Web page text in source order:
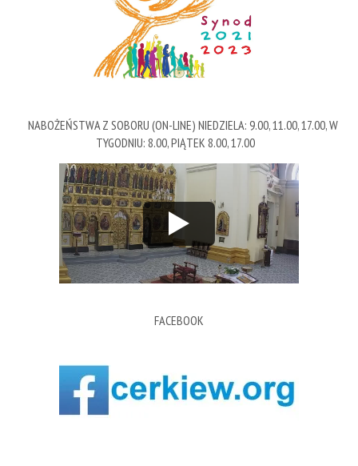
NABOŻEŃSTWA Z SOBORU (ON-LINE) NIEDZIELA: 9.00, 11.00, 17.00, W
TYGODNIU: 8.00, PIĄTEK 8.00, 17.00
FACEBOOK